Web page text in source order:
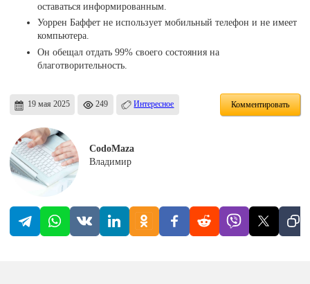
оставаться информированным.
Уоррен Баффет не использует мобильный телефон и не имеет
компьютера.
Он обещал отдать 99% своего состояния на
благотворительность.
19 мая 2025 249 Интересное Комментировать
CodoMaza
Владимир